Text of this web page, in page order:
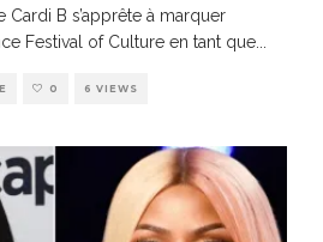
Cardi B s’apprête à marquer
Festival of Culture en tant que...
0 6 VIEWS